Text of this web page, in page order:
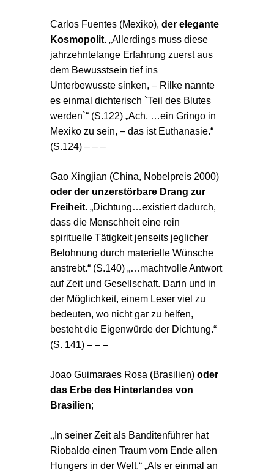
Carlos Fuentes (Mexiko), der elegante
Kosmopolit. „Allerdings muss diese
jahrzehntelange Erfahrung zuerst aus
dem Bewusstsein tief ins
Unterbewusste sinken, – Rilke nannte
es einmal dichterisch `Teil des Blutes
werden`“ (S.122) „Ach, …ein Gringo in
Mexiko zu sein, – das ist Euthanasie.“
(S.124) – – –
Gao Xingjian (China, Nobelpreis 2000)
oder der unzerstörbare Drang zur
Freiheit. „Dichtung…existiert dadurch,
dass die Menschheit eine rein
spirituelle Tätigkeit jenseits jeglicher
Belohnung durch materielle Wünsche
anstrebt.“ (S.140) „…machtvolle Antwort
auf Zeit und Gesellschaft. Darin und in
der Möglichkeit, einem Leser viel zu
bedeuten, wo nicht gar zu helfen,
besteht die Eigenwürde der Dichtung.“
(S. 141) – – –
Joao Guimaraes Rosa (Brasilien) oder
das Erbe des Hinterlandes von
Brasilien;
„ In seiner Zeit als Banditenführer hat
Riobaldo einen Traum vom Ende allen
Hungers in der Welt.“ „Als er einmal an